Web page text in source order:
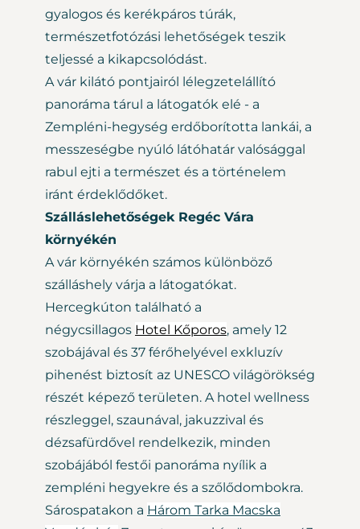
gyalogos és kerékpáros túrák,
természetfotózási lehetőségek teszik
teljessé a kikapcsolódást.
A vár kilátó pontjairól lélegzetelállító
panoráma tárul a látogatók elé - a
Zempléni-hegység erdőborította lankái, a
messzeségbe nyúló látóhatár valósággal
rabul ejti a természet és a történelem
iránt érdeklődőket.
Szálláslehetőségek Regéc Vára
környékén
A vár környékén számos különböző
szálláshely várja a látogatókat.
Hercegkúton található a
négycsillagos Hotel Kőporos, amely 12
szobájával és 37 férőhelyével exkluzív
pihenést biztosít az UNESCO világörökség
részét képező területen. A hotel wellness
részleggel, szaunával, jakuzzival és
dézsafürdővel rendelkezik, minden
szobájából festői panoráma nyílik a
zempléni hegyekre és a szőlődombokra.
Sárospatakon a Három Tarka Macska